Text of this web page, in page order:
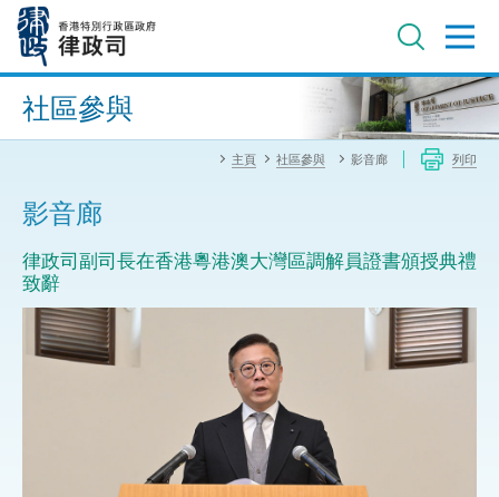
內
進階搜尋
社區參與
主頁 社區參與 影音廊 列印
影音廊
律政司副司長在香港粵港澳大灣區調解員證書頒授典禮
致辭